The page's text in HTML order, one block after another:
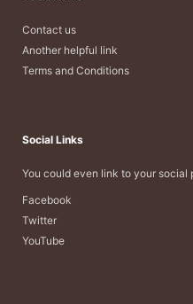
Contact us
Another helpful link
Terms and Conditions
Social Links
You could even link to your social
Facebook
Twitter
YouTube